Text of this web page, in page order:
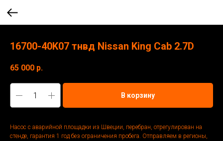
16700-40K07 тнвд Nissan King Cab 2.7D
65 000 р.
В корзину
Насос с аварийной площадки из Швеции, перебран, отрегулирован на
стенде, гарантия 1 год без ограничения пробега. Отправляем в регионы,